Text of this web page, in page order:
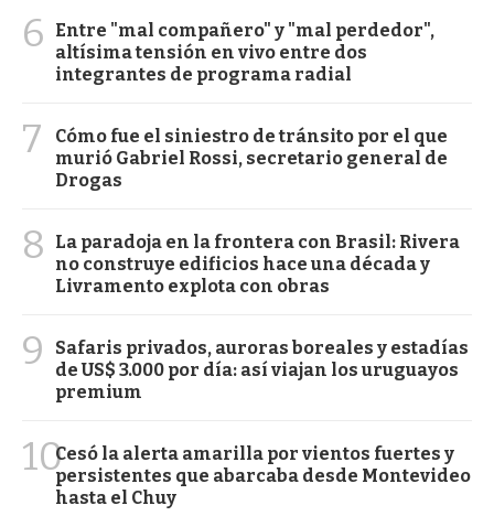
6
Entre "mal compañero" y "mal perdedor",
altísima tensión en vivo entre dos
integrantes de programa radial
7
Cómo fue el siniestro de tránsito por el que
murió Gabriel Rossi, secretario general de
Drogas
8
La paradoja en la frontera con Brasil: Rivera
no construye edificios hace una década y
Livramento explota con obras
9
Safaris privados, auroras boreales y estadías
de US$ 3.000 por día: así viajan los uruguayos
premium
10Cesó la alerta amarilla por vientos fuertes y
persistentes que abarcaba desde Montevideo
hasta el Chuy